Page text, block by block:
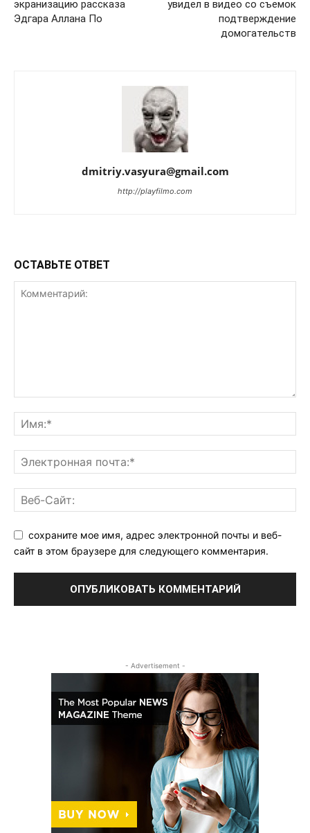
экранизацию рассказа
Эдгара Аллана По
увидел в видео со съемок
подтверждение
домогательств
dmitriy.vasyura@gmail.com
http://playfilmo.com
ОСТАВЬТЕ ОТВЕТ
сохраните мое имя, адрес электронной почты и веб-
сайт в этом браузере для следующего комментария.
- Advertisement -